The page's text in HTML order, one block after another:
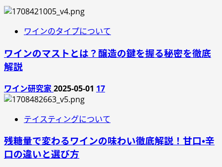
ワインのタイプについて
ワインのマストとは？醸造の鍵を握る秘密を徹底
解説
ワイン研究家2025-05-01 17
テイスティングについて
残糖量で変わるワインの味わい徹底解説！甘口・辛
口の違いと選び方